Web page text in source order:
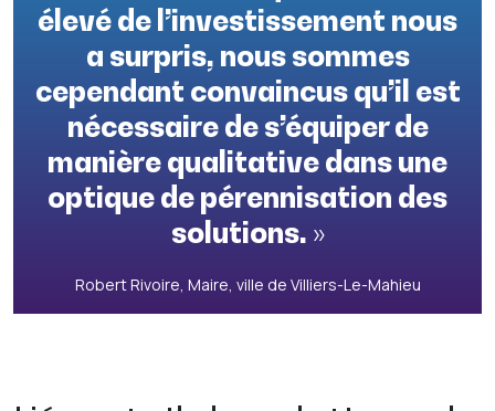
élevé de l’investissement nous
a surpris, nous sommes
cependant convaincus qu’il est
nécessaire de s’équiper de
manière qualitative dans une
optique de pérennisation des
solutions. »
Robert Rivoire, Maire, ville de Villiers-Le-Mahieu